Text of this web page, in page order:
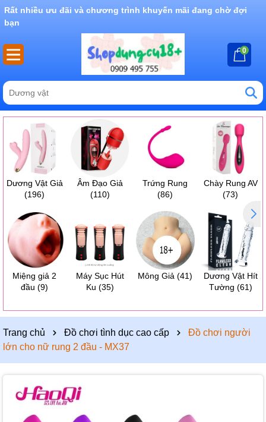
Rất nhiều ưu đãi và chương trình khuyến mãi đang chờ đợi
bạn
0
Dương Vật Giả
(196)
Âm Đạo Giả
(110)
Trứng Rung
(86)
Chày Rung AV
(73)
Miệng giả 2
đầu (9)
Máy Sục Hút
Ku (35)
Mông Giả (41)
Dương Vật Hít
Tường (61)
Trang chủ Đồ chơi tình dục cao cấp
Đồ chơi người
lớn cho nữ rung 2 đầu - MX37